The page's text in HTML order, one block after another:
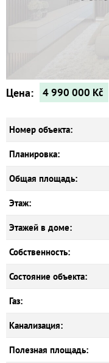
Цена: 4 990 000 Kč
Номер объекта:
Планировка:
Общая площадь:
Этаж:
Этажей в доме:
Собственность:
Состояние объекта:
Газ:
Канализация:
Полезная площадь: